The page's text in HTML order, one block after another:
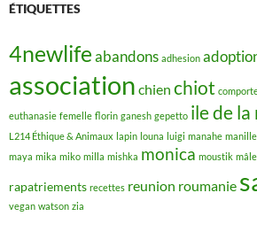
ÉTIQUETTES
4newlifeabandons adhesion
association chien chiot
euthanasie femelle florin ganesh gepetto ile de
L214 Éthique & Animaux lapin louna luigi manahe manille
maya mika miko milla mishka monica moustik mâle
rapatriements recettes reunion roumanie
vegan watson zia